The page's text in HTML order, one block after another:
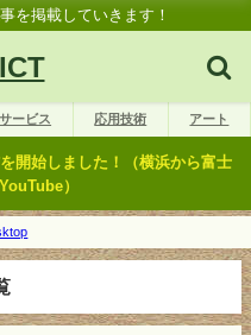
を掲載していきます！
サービス 応用技術 アート
開始しました！（横浜から富士
）